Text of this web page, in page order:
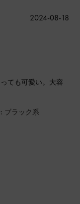
ても可愛い。大容
ブラック系
公
2024-08-18